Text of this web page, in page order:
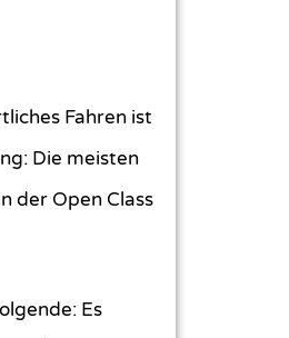
Fahren ist
Die meisten
der Open Class
Es